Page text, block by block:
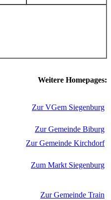
Weitere Homepages:
Zur VGem Siegenburg
Zur Gemeinde Biburg
Zur Gemeinde Kirchdorf
Zum Markt Siegenburg
Zur Gemeinde Train